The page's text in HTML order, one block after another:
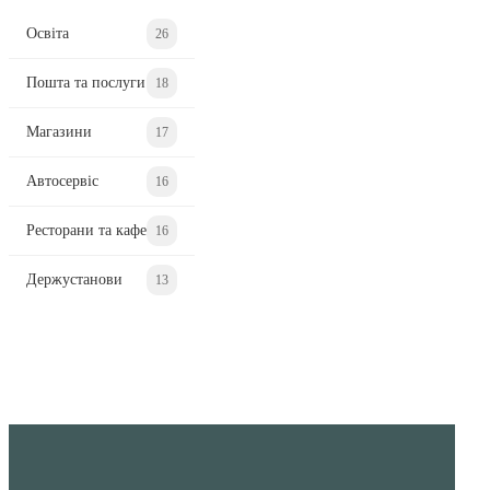
Освіта 26
Пошта та послуги 18
Магазини 17
Автосервіс 16
Ресторани та кафе 16
Держустанови 13